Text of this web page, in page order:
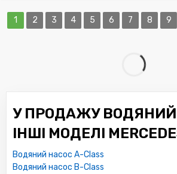
1 2 3 4 5 6 7 8 9
У ПРОДАЖУ
ІНШІ МОДЕЛІ
Водяний насос A-Class
Водяний насос B-Class